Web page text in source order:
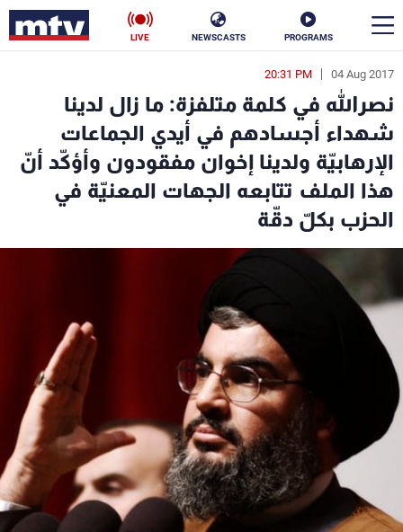
PROGRAMS
NEWSCASTS
LIVE
04 Aug 2017
20:31 PM
نصرالله في كلمة متلفزة: ما زال لدينا
شهداء أجسادهم في أيدي الجماعات
الإرهابيّة ولدينا إخوان مفقودون وأؤكّد أنّ
هذا الملف تتابعه الجهات المعنيّة في
الحزب بكلّ دقّة
en
الأخبار
سياسة ناس
منوعات رياضة
كأس العالم
شاهد البرامج
الترددات
عن MTV
الإنـتـاج
وظائف
تواصل معنا